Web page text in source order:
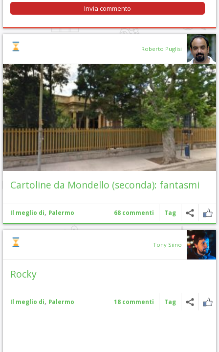
Roberto Puglisi
Cartoline da Mondello (seconda): fantasmi
Il meglio di, Palermo 68 commenti Tag
Tony Siino
Rocky
Il meglio di, Palermo 18 commenti Tag